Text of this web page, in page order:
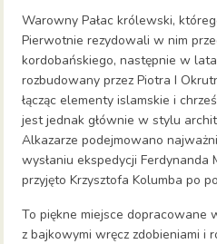
Warowny Pałac królewski,
Pierwotnie rezydowali w nim
kordobańskiego, następnie w
rozbudowany przez Piotra I
łącząc elementy islamskie i
jest jednak głównie w stylu
Alkazarze podejmowano
wysłaniu ekspedycji Ferdynanda
przyjęto Krzysztofa Kolumba po
To piękne miejsce dopracowane
z bajkowymi wręcz zdobieniami i